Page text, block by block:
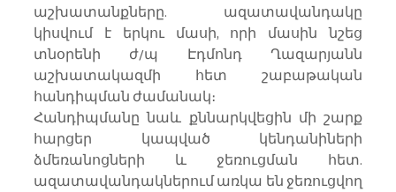
աշխատանքները. ազատավանդակը
կիսվում է երկու մասի, որի մասին նշեց
տնօրենի ժ/պ Էդմոնդ Ղազարյանն
աշխատակազմի հետ շաբաթական
հանդիպման ժամանակ։
Հանդիպմանը նաև քննարկվեցին մի շարք
հարցեր կապված կենդանիների
ձմեռանոցների և ջեռուցման հետ.
ազատավանդակներում առկա են ջեռուցվող